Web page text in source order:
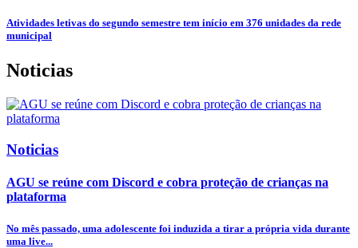
Atividades letivas do segundo semestre tem início em 376 unidades da rede
municipal
Noticias
Noticias
AGU se reúne com Discord e cobra proteção de crianças na
plataforma
No mês passado, uma adolescente foi induzida a tirar a própria vida durante
uma live...